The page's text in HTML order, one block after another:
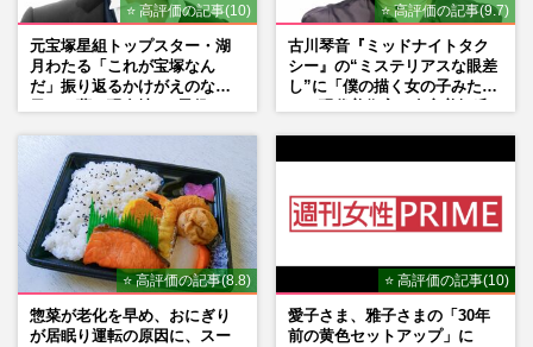
⭐ 高評価の記事(10)
元宝塚星組トップスター・湖
月わたる「これが宝塚なん
だ」振り返るかけがえのない
⭐ 高評価の記事(9.7)
古川琴音『ミッドナイトタク
シー』の“ミステリアスな眼差
し”に「僕の描く女の子みた
⭐ 高評価の記事(8.8)
惣菜が老化を早め、おにぎり
が居眠り運転の原因に、スー
⭐ 高評価の記事(10)
愛子さま、雅子さまの「30年
前の黄色セットアップ」に